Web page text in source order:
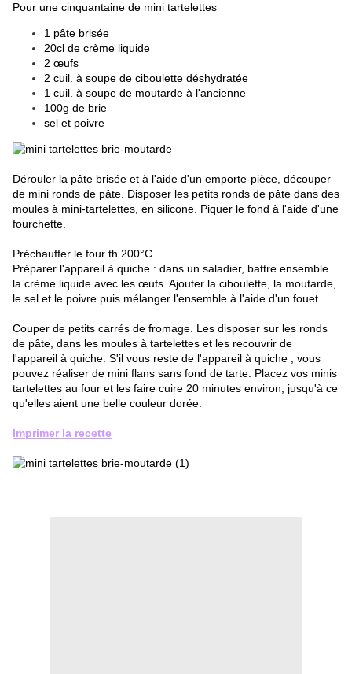
Pour une cinquantaine de mini tartelettes
1 pâte brisée
20cl de crème liquide
2 œufs
2 cuil. à soupe de ciboulette déshydratée
1 cuil. à soupe de moutarde à l'ancienne
100g de brie
sel et poivre
Dérouler la pâte brisée et à l'aide d'un emporte-pièce, découper
de mini ronds de pâte. Disposer les petits ronds de pâte dans des
moules à mini-tartelettes, en silicone. Piquer le fond à l'aide d'une
fourchette.
Préchauffer le four th.200°C.
Préparer l'appareil à quiche : dans un saladier, battre ensemble
la crème liquide avec les œufs. Ajouter la ciboulette, la moutarde,
le sel et le poivre puis mélanger l'ensemble à l'aide d'un fouet.
Couper de petits carrés de fromage. Les disposer sur les ronds
de pâte, dans les moules à tartelettes et les recouvrir de
l'appareil à quiche. S'il vous reste de l'appareil à quiche , vous
pouvez réaliser de mini flans sans fond de tarte. Placez vos minis
tartelettes au four et les faire cuire 20 minutes environ, jusqu'à ce
qu'elles aient une belle couleur dorée.
Imprimer la recette